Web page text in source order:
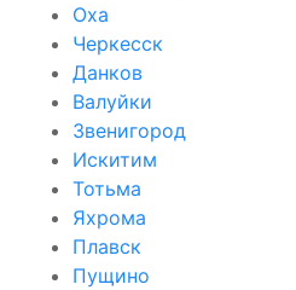
Оха
Черкесск
Данков
Валуйки
Звенигород
Искитим
Тотьма
Яхрома
Плавск
Пущино